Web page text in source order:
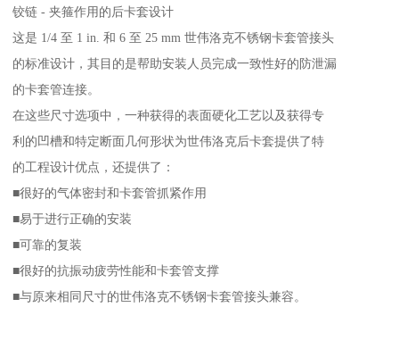
铰链 - 夹箍作用的后卡套设计
这是 1/4 至 1 in. 和 6 至 25 mm 世伟洛克不锈钢卡套管接头
的标准设计，其目的是帮助安装人员完成一致性好的防泄漏
的卡套管连接。
在这些尺寸选项中，一种获得的表面硬化工艺以及获得专
利的凹槽和特定断面几何形状为世伟洛克后卡套提供了特
的工程设计优点，还提供了：
■很好的气体密封和卡套管抓紧作用
■易于进行正确的安装
■可靠的复装
■很好的抗振动疲劳性能和卡套管支撑
■与原来相同尺寸的世伟洛克不锈钢卡套管接头兼容。